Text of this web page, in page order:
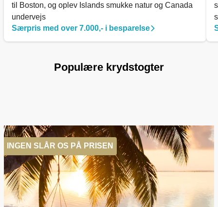
til Boston, og oplev Islands smukke natur og Canada
undervejs
Særpris med over 7.000,- i besparelse
Populære krydstogter
INGEN SLÅR OS PÅ PRISEN